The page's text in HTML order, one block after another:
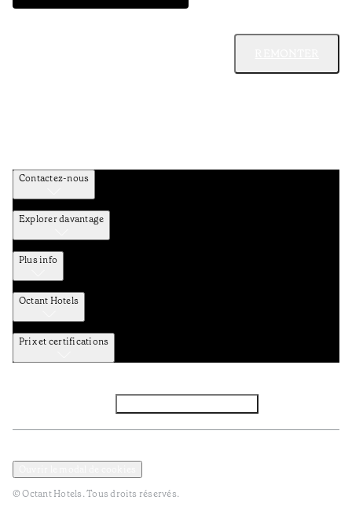
Contactez-nous
Explorer davantage
Plus info
Octant Hotels
Prix et certifications
© Octant Hotels. Tous droits réservés.